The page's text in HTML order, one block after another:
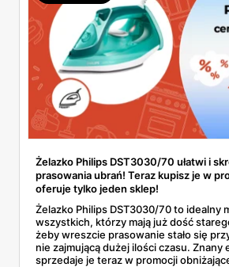
Żelazko Philips DST3030/70 ułatwi i
prasowania ubrań! Teraz kupisz je w
oferuje tylko jeden sklep!
Żelazko Philips DST3030/70 to idealny
wszystkich, którzy mają już dość
żeby wreszcie prasowanie stało się
nie zajmującą dużej ilości czasu. Znany
sprzedaje je teraz w promocji